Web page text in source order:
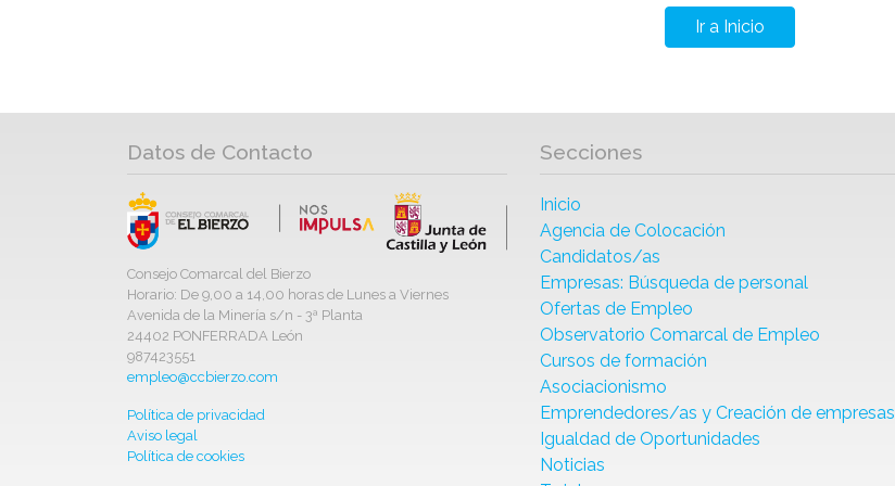
Ir a Inicio
Datos de Contacto
Consejo Comarcal del Bierzo
Horario: De 9,00 a 14,00 horas de Lunes a Viernes
Avenida de la Minería s/n - 3ª Planta
24402 PONFERRADA León
987423551
empleo@ccbierzo.com
Política de privacidad
Aviso legal
Política de cookies
Secciones
Inicio
Agencia de Colocación
Candidatos/as
Empresas: Búsqueda de personal
Ofertas de Empleo
Observatorio Comarcal de Empleo
Cursos de formación
Asociacionismo
Emprendedores/as y Creación de empresas
Igualdad de Oportunidades
Noticias